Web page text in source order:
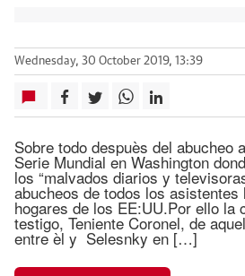
Wednesday, 30 October 2019, 13:39
Sobre todo despuès del abucheo
Serie Mundial en Washington
los “malvados diarios y
abucheos de todos los
hogares de los EE:UU.Por ello la
testigo, Teniente Coronel, de
entre èl y Selesnky en […]